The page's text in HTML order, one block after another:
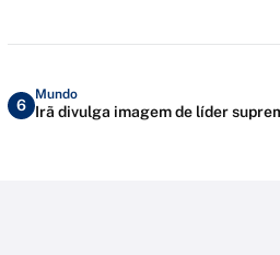
6
Mundo
Irã divulga imagem de líder